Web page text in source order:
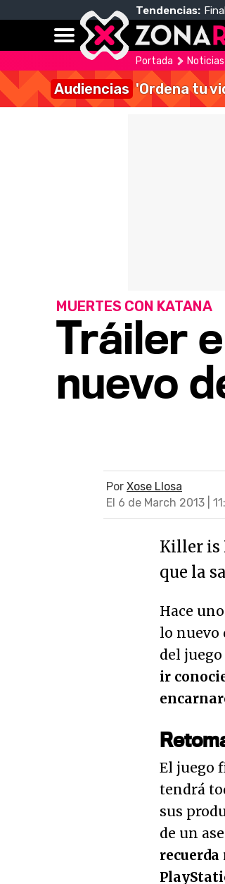
Tendencias:
Portada Noticias
Audiencias 'Ordena tu
Tráiler
nuevo
MUERTES CON KATANA
Por Xose Llosa
El 6 de March 2013 |
Killer is
que la
Hace
lo nuevo
del
ir
El juego
tendrá
sus
de un